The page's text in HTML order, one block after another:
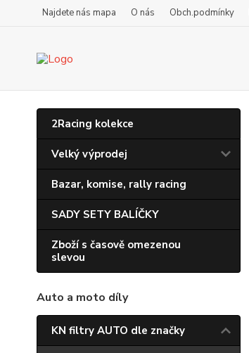
Najdete nás mapa O nás Obch.podmínky
2Racing kolekce
Velký výprodej
Bazar, komise, rally racing
SADY SETY BALÍČKY
Zboží s časově omezenou
slevou
Auto a moto díly
KN filtry AUTO dle značky